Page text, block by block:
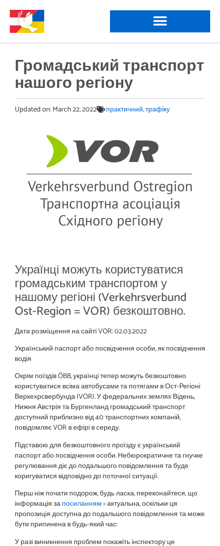
Громадський транспорт
нашого регіону
Updated on:March 22, 2022 практичний,трафіку
Українці можуть користуватися
громадським транспортом у
нашому регіоні (Verkehrsverbund
Ost-Region = VOR) безкоштовно.
Дата розміщення на сайті VOR: 02.03.2022
Український паспорт або посвідчення особи, як посвідчення
водія
Окрім поїздів ÖBB, українці тепер можуть безкоштовно
користуватися всіма автобусами та потягами в Ост-Регіоні
Веркехрсвербунда (VOR). У федеральних землях Відень,
Нижня Австрія та Бургенланд громадський транспорт
доступний приблизно від 40 транспортних компаній,
повідомляє VOR в ефірі в середу.
Підставою для безкоштовного проїзду є український
паспорт або посвідчення особи. Небюрократичне та гнучке
регулювання діє до подальшого повідомлення та буде
коригуватися відповідно до поточної ситуації.
Перш ніж почати подорож, будь ласка, переконайтеся, що
інформація запосиланням »актуальна, оскільки ця
пропозиція доступна до подальшого повідомлення та може
бути припинена в будь-який час:
У разі виникнення проблем покажіть інспектору це